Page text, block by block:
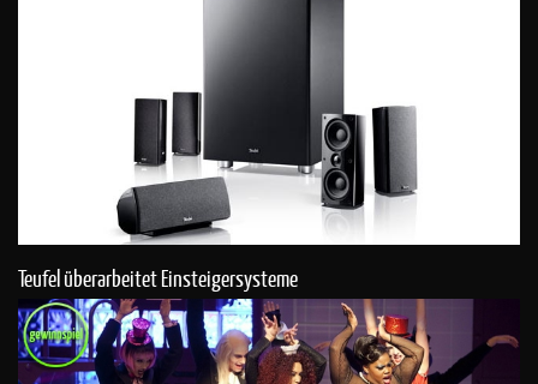
Teufel überarbeitet Einsteigersysteme